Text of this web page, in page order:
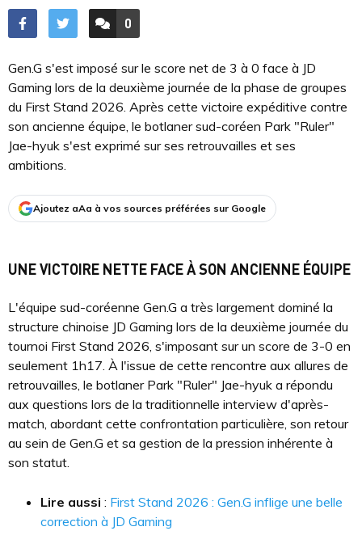
ACCÉDER AUX
0
COMMENTAIRES
Gen.G s'est imposé sur le score net de 3 à 0 face à JD
Gaming lors de la deuxième journée de la phase de groupes
du First Stand 2026. Après cette victoire expéditive contre
son ancienne équipe, le botlaner sud-coréen Park "Ruler"
Jae-hyuk s'est exprimé sur ses retrouvailles et ses
ambitions.
Ajoutez aAa à vos sources préférées sur Google
UNE VICTOIRE NETTE FACE À SON ANCIENNE ÉQUIPE
L'équipe sud-coréenne Gen.G a très largement dominé la
structure chinoise JD Gaming lors de la deuxième journée du
tournoi First Stand 2026, s'imposant sur un score de 3-0 en
seulement 1h17. À l'issue de cette rencontre aux allures de
retrouvailles, le botlaner Park "Ruler" Jae-hyuk a répondu
aux questions lors de la traditionnelle interview d'après-
match, abordant cette confrontation particulière, son retour
au sein de Gen.G et sa gestion de la pression inhérente à
son statut.
Lire aussi : First Stand 2026 : Gen.G inflige une belle
correction à JD Gaming